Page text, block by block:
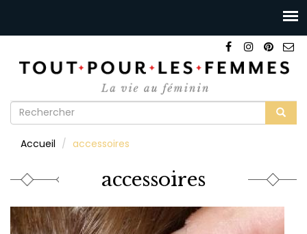
Formulaire
recherche
Accueil accessoires
accessoires